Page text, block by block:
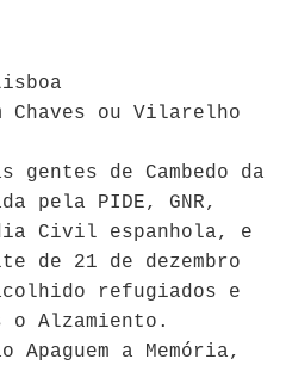
Chaves ou Vilarelho
gentes de Cambedo da
pela PIDE, GNR,
Civil espanhola, e
de 21 de dezembro
refugiados e
Alzamiento.
Apaguem a Memória,